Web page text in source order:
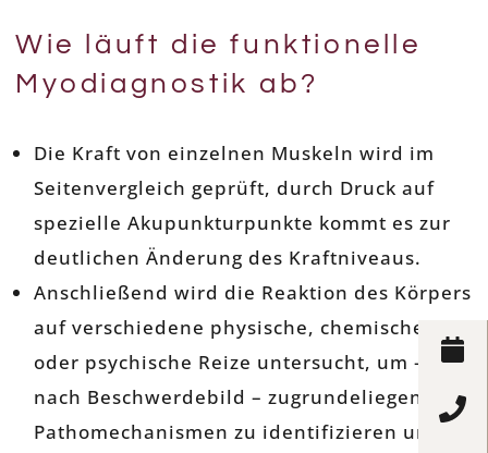
Wie läuft die funktionelle
Myodiagnostik ab?
Die Kraft von einzelnen Muskeln wird im
Seitenvergleich geprüft, durch Druck auf
spezielle Akupunkturpunkte kommt es zur
deutlichen Änderung des Kraftniveaus.
Anschließend wird die Reaktion des Körpers
auf verschiedene physische, chemische
oder psychische Reize untersucht, um – je
nach Beschwerdebild – zugrundeliegende
Pathomechanismen zu identifizieren und